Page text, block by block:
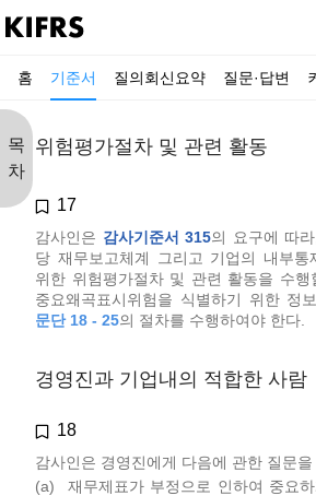
홈 기준서 질의회신요약 질문·답변
목
차
위험평가절차 및 관련 활동
17
감사인은 감사기준서 315의 요구에 따
당 재무보고체계 그리고 기업의 내부통
위한 위험평가절차 및 관련 활동을 수
중요왜곡표시위험을 식별하기 위한 정
문단 18 - 25의 절차를 수행하여야 한다.
경영진과 기업내의 적합한 사람
18
감사인은 경영진에게 다음에 관한 질문을
(a)
재무제표가 부정으로 인하여 중요